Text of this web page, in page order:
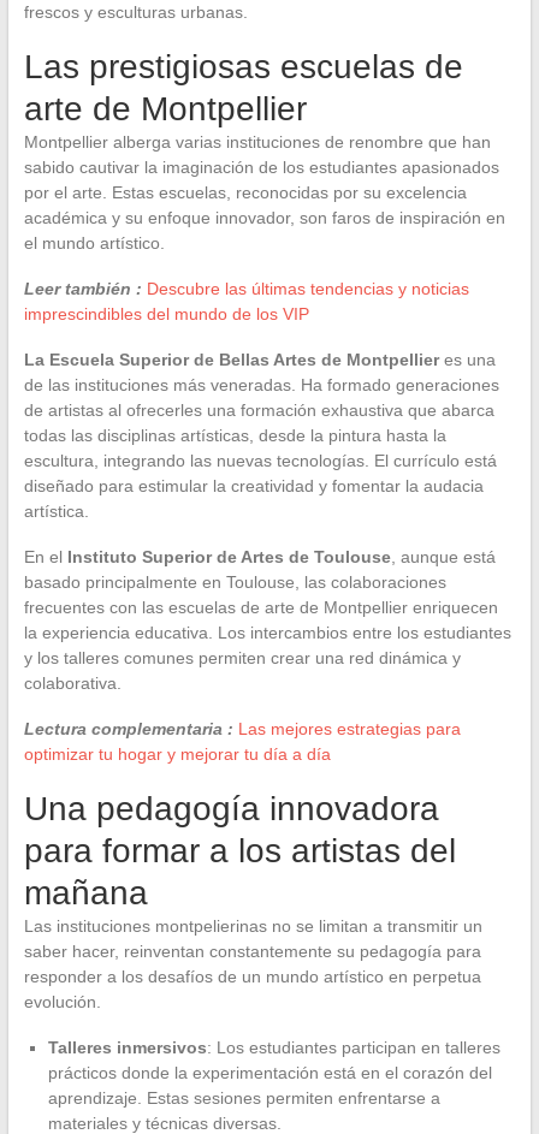
frescos y esculturas urbanas.
Las prestigiosas escuelas de
arte de Montpellier
Montpellier alberga varias instituciones de renombre que han
sabido cautivar la imaginación de los estudiantes apasionados
por el arte. Estas escuelas, reconocidas por su excelencia
académica y su enfoque innovador, son faros de inspiración en
el mundo artístico.
Leer también : Descubre las últimas tendencias y noticias
imprescindibles del mundo de los VIP
La Escuela Superior de Bellas Artes de Montpellieres una
de las instituciones más veneradas. Ha formado generaciones
de artistas al ofrecerles una formación exhaustiva que abarca
todas las disciplinas artísticas, desde la pintura hasta la
escultura, integrando las nuevas tecnologías. El currículo está
diseñado para estimular la creatividad y fomentar la audacia
artística.
En el Instituto Superior de Artes de Toulouse, aunque está
basado principalmente en Toulouse, las colaboraciones
frecuentes con las escuelas de arte de Montpellier enriquecen
la experiencia educativa. Los intercambios entre los estudiantes
y los talleres comunes permiten crear una red dinámica y
colaborativa.
Lectura complementaria : Las mejores estrategias para
optimizar tu hogar y mejorar tu día a día
Una pedagogía innovadora
para formar a los artistas del
mañana
Las instituciones montpelierinas no se limitan a transmitir un
saber hacer, reinventan constantemente su pedagogía para
responder a los desafíos de un mundo artístico en perpetua
evolución.
Talleres inmersivos: Los estudiantes participan en talleres
prácticos donde la experimentación está en el corazón del
aprendizaje. Estas sesiones permiten enfrentarse a
materiales y técnicas diversas.